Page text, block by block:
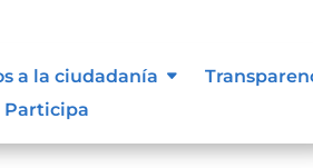
a la ciudadanía
Participa